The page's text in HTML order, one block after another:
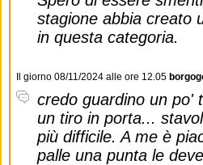
stagione abbia creato
in questa categoria.
Il giorno 08/11/2024 alle ore 12.05
credo guardino un po'
un tiro in porta...
più difficile. A me è
palle una punta le